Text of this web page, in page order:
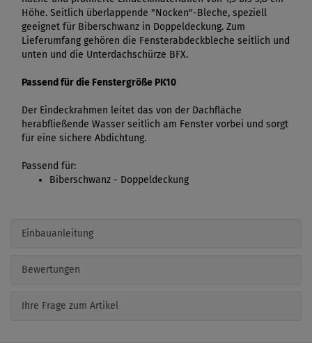
Höhe. Seitlich überlappende "Nocken"-Bleche, speziell
geeignet für Biberschwanz in Doppeldeckung. Zum
Lieferumfang gehören die Fensterabdeckbleche seitlich und
unten und die Unterdachschürze BFX.
Passend für die Fenstergröße PK10
Der Eindeckrahmen leitet das von der Dachfläche
herabfließende Wasser seitlich am Fenster vorbei und sorgt
für eine sichere Abdichtung.
Passend für:
Biberschwanz - Doppeldeckung
Einbauanleitung
Bewertungen
Ihre Frage zum Artikel